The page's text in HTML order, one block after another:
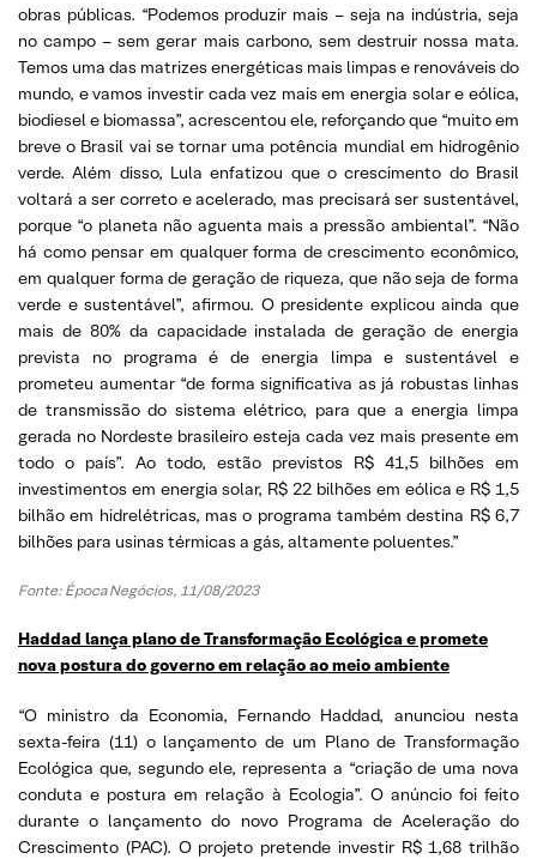
obras públicas. “Podemos produzir mais – seja na indústria, seja
no campo – sem gerar mais carbono, sem destruir nossa mata.
Temos uma das matrizes energéticas mais limpas e renováveis do
mundo, e vamos investir cada vez mais em energia solar e eólica,
biodiesel e biomassa”, acrescentou ele, reforçando que “muito em
breve o Brasil vai se tornar uma potência mundial em hidrogênio
verde. Além disso, Lula enfatizou que o crescimento do Brasil
voltará a ser correto e acelerado, mas precisará ser sustentável,
porque “o planeta não aguenta mais a pressão ambiental”. “Não
há como pensar em qualquer forma de crescimento econômico,
em qualquer forma de geração de riqueza, que não seja de forma
verde e sustentável”, afirmou. O presidente explicou ainda que
mais de 80% da capacidade instalada de geração de energia
prevista no programa é de energia limpa e sustentável e
prometeu aumentar “de forma significativa as já robustas linhas
de transmissão do sistema elétrico, para que a energia limpa
gerada no Nordeste brasileiro esteja cada vez mais presente em
todo o país”. Ao todo, estão previstos R$ 41,5 bilhões em
investimentos em energia solar, R$ 22 bilhões em eólica e R$ 1,5
bilhão em hidrelétricas, mas o programa também destina R$ 6,7
bilhões para usinas térmicas a gás, altamente poluentes.”
Fonte: Época Negócios, 11/08/2023
Haddad lança plano de Transformação Ecológica e promete
nova postura do governo em relação ao meio ambiente
“O ministro da Economia, Fernando Haddad, anunciou nesta
sexta-feira (11) o lançamento de um Plano de Transformação
Ecológica que, segundo ele, representa a “criação de uma nova
conduta e postura em relação à Ecologia”. O anúncio foi feito
durante o lançamento do novo Programa de Aceleração do
Crescimento (PAC). O projeto pretende investir R$ 1,68 trilhão